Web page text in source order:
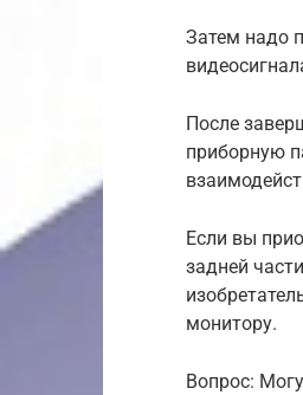
Затем надо
После
приборную
Если вы
задней
монитору.
Вопрос: